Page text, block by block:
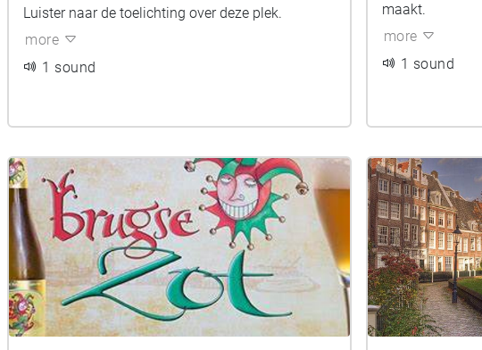
Luister naar de toelichting over deze plek.
more
1 sound
maakt.
more
1 sound